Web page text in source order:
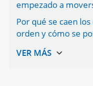
empezado a
Por qué se caen
orden y cómo se